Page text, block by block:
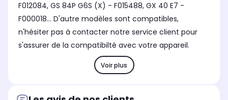
F012084, GS 84P G6S (X) - F015488, GX 40 E7 -
F000018... D'autre modèles sont compatibles,
n'hésiter pas à contacter notre service client pour
s'assurer de la compatibilté avec votre appareil.
Voir plus